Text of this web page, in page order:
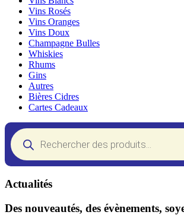
Vins Rosés
Vins Oranges
Vins Doux
Champagne Bulles
Whiskies
Rhums
Gins
Autres
Bières Cidres
Cartes Cadeaux
Recherche
de
produits
Actualités
Des nouveautés, des évènements,